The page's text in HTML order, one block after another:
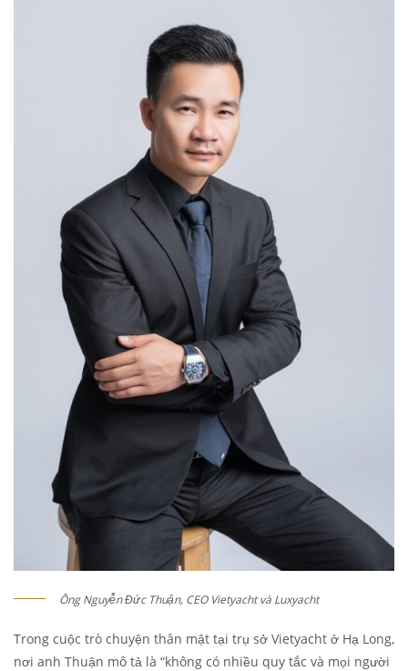
Ông Nguyễn Đức Thuận, CEO Vietyacht và Luxyacht
Trong cuộc trò chuyện thân mật tại trụ sở Vietyacht ở Hạ Long,
nơi anh Thuận mô tả là “không có nhiều quy tắc và mọi người